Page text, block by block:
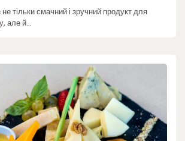
тільки смачний і зручний продукт для
але й…